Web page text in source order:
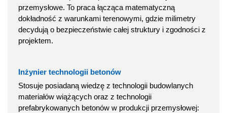
przemysłowe. To praca łącząca matematyczną
dokładność z warunkami terenowymi, gdzie milimetry
decydują o bezpieczeństwie całej struktury i zgodności z
projektem.
Inżynier technologii betonów
Stosuje posiadaną wiedzę z technologii budowlanych
materiałów wiążących oraz z technologii
prefabrykowanych betonów w produkcji przemysłowej: